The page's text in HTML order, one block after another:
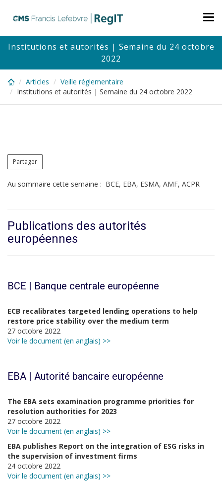
content
Institutions et autorités | Semaine du 24 octobre
2022
Articles
Veille réglementaire
Institutions et autorités | Semaine du 24 octobre 2022
Partager
Au sommaire cette semaine : BCE, EBA, ESMA, AMF, ACPR
Publications des autorités
européennes
BCE | Banque centrale européenne
ECB recalibrates targeted lending operations to help
restore price stability over the medium term
27 octobre 2022
Voir le document (en anglais) >>
EBA | Autorité bancaire européenne
The EBA sets examination programme priorities for
resolution authorities for 2023
27 octobre 2022
Voir le document (en anglais) >>
EBA publishes Report on the integration of ESG risks in
the supervision of investment firms
24 octobre 2022
Voir le document (en anglais) >>